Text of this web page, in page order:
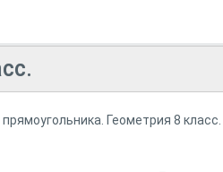
Геометрия 8 класс.